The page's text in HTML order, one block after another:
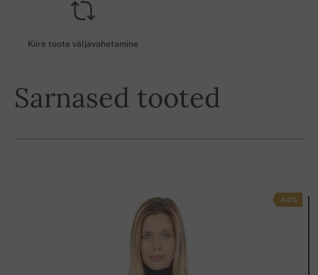
Kiire toote väljavahetamine
Sarnased tooted
-14%